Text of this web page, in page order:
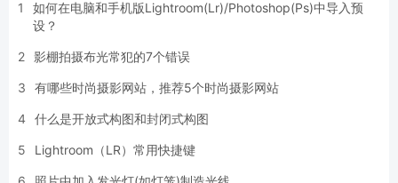
1
如何在电脑和手机版Lightroom(Lr)/Photoshop(Ps)中导入预
设？
2 影棚拍摄布光常犯的7个错误
3 有哪些时尚摄影网站，推荐5个时尚摄影网站
4 什么是开放式构图和封闭式构图
5 Lightroom（LR）常用快捷键